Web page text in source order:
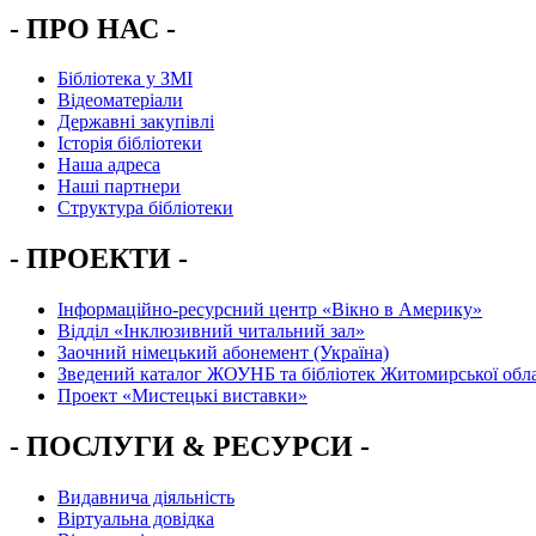
- ПРО НАС -
Бібліотека у ЗМІ
Відеоматеріали
Державні закупівлі
Історія бібліотеки
Наша адреса
Наші партнери
Структура бібліотеки
- ПРОЕКТИ -
Інформаційно-ресурсний центр «Вікно в Америку»
Вiддiл «Інклюзивний читальний зал»
Заочний німецький абонемент (Україна)
Зведений каталог ЖОУНБ та бібліотек Житомирської
Проект «Мистецькі виставки»
- ПОСЛУГИ & РЕСУРСИ -
Видавнича діяльність
Віртуальна довідка